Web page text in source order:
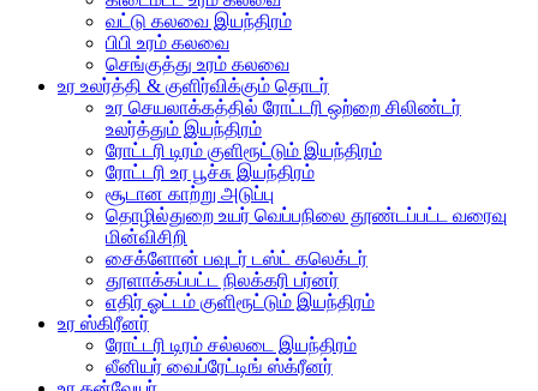
வட்டு கலவை இயந்திரம்
பிபி உரம் கலவை
செங்குத்து உரம் கலவை
உர உலர்த்தி & குளிர்விக்கும் தொடர்
உர செயலாக்கத்தில் ரோட்டரி ஒற்றை சிலிண்டர்
உலர்த்தும் இயந்திரம்
ரோட்டரி டிரம் குளிரூட்டும் இயந்திரம்
ரோட்டரி உர பூச்சு இயந்திரம்
சூடான காற்று அடுப்பு
தொழில்துறை உயர் வெப்பநிலை தூண்டப்பட்ட வரைவு
மின்விசிறி
சைக்ளோன் பவுடர் டஸ்ட் கலெக்டர்
தூளாக்கப்பட்ட நிலக்கரி பர்னர்
எதிர் ஓட்டம் குளிரூட்டும் இயந்திரம்
உர ஸ்கிரீனர்
ரோட்டரி டிரம் சல்லடை இயந்திரம்
லீனியர் வைப்ரேட்டிங் ஸ்க்ரீனர்